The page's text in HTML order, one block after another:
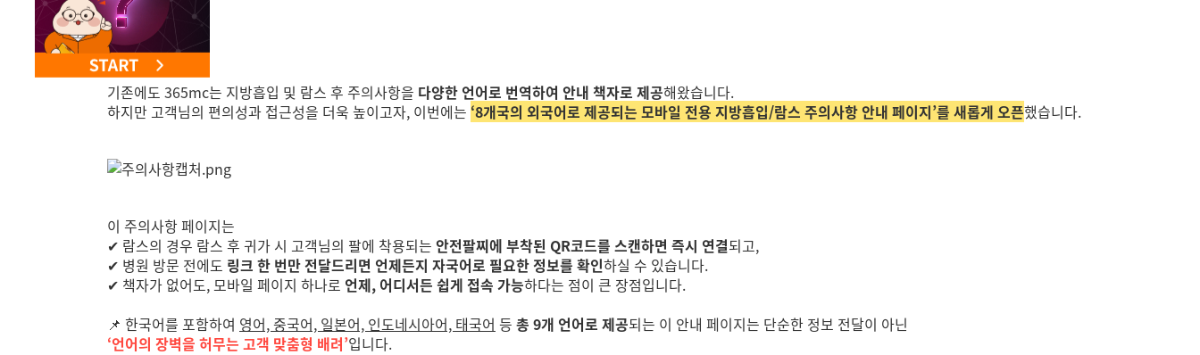
기존에도 365mc는 지방흡입 및 람스 후 주의사항을 다양한 언어로 번역하여 안내 책자로 제공해왔습니다.
하지만 고객님의 편의성과 접근성을 더욱 높이고자, 이번에는 ‘8개국의 외국어로 제공되는 모바일 전용 지방흡입/람스 주의사항 안내 페이지’를 새롭게 오픈했습니다.
이 주의사항 페이지는
✔ 람스의 경우 람스 후 귀가 시 고객님의 팔에 착용되는 안전팔찌에 부착된 QR코드를 스캔하면 즉시 연결되고,
✔ 병원 방문 전에도 링크 한 번만 전달드리면 언제든지 자국어로 필요한 정보를 확인하실 수 있습니다.
✔ 책자가 없어도, 모바일 페이지 하나로 언제, 어디서든 쉽게 접속 가능하다는 점이 큰 장점입니다.
📌 한국어를 포함하여 영어, 중국어, 일본어, 인도네시아어, 태국어 등 총 9개 언어로 제공되는 이 안내 페이지는 단순한 정보 전달이 아닌
‘언어의 장벽을 허무는 고객 맞춤형 배려’입니다.